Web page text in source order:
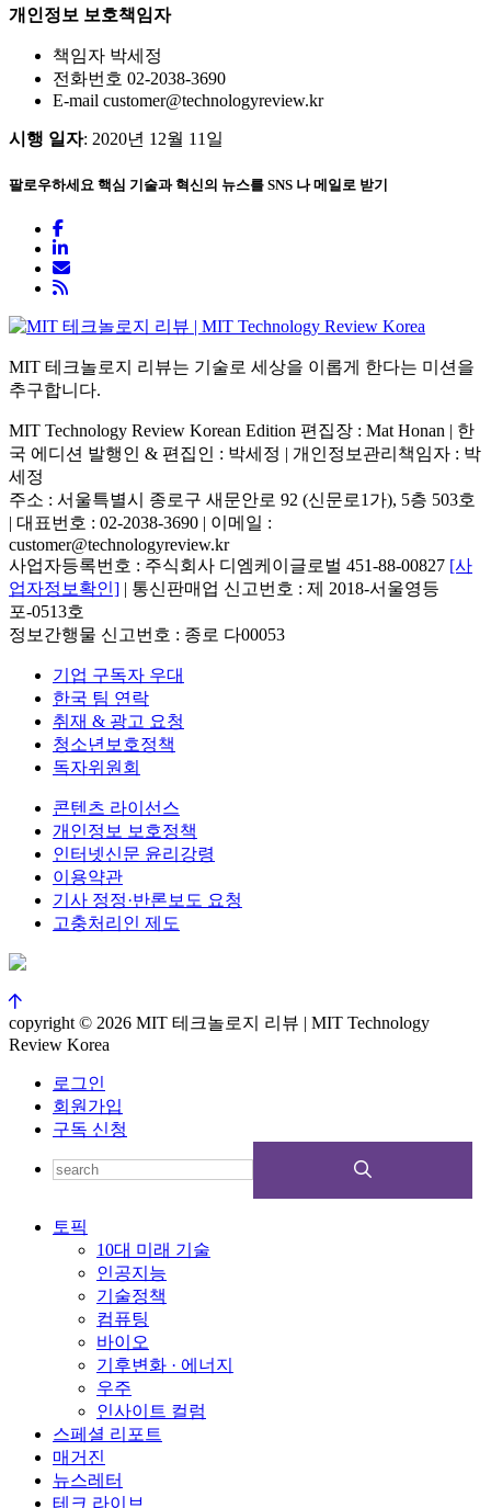
개인정보 보호책임자
책임자 박세정
전화번호 02-2038-3690
E-mail customer@technologyreview.kr
시행 일자: 2020년 12월 11일
팔로우하세요 핵심 기술과 혁신의 뉴스를 SNS 나 메일로 받기
MIT 테크놀로지 리뷰는 기술로 세상을 이롭게 한다는 미션을
추구합니다.
MIT Technology Review Korean Edition 편집장 : Mat Honan | 한
국 에디션 발행인 & 편집인 : 박세정 | 개인정보관리책임자 : 박
세정
주소 : 서울특별시 종로구 새문안로 92 (신문로1가), 5층 503호
| 대표번호 : 02-2038-3690 | 이메일 :
customer@technologyreview.kr
사업자등록번호 : 주식회사 디엠케이글로벌 451-88-00827 [사
업자정보확인] | 통신판매업 신고번호 : 제 2018-서울영등
포-0513호
정보간행물 신고번호 : 종로 다00053
기업 구독자 우대
한국 팀 연락
취재 & 광고 요청
청소년보호정책
독자위원회
콘텐츠 라이선스
개인정보 보호정책
인터넷신문 윤리강령
이용약관
기사 정정·반론보도 요청
고충처리인 제도
copyright © 2026 MIT 테크놀로지 리뷰 | MIT Technology
Review Korea
로그인
회원가입
구독 신청
토픽
10대 미래 기술
인공지능
기술정책
컴퓨팅
바이오
기후변화 · 에너지
우주
인사이트 컬럼
스페셜 리포트
매거진
뉴스레터
테크 라이브